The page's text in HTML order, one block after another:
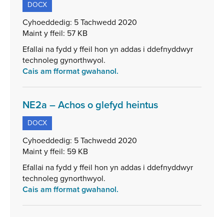
ffeil:
DOCX
Cyhoeddedig: 5 Tachwedd 2020
Maint y ffeil: 57 KB
Efallai na fydd y ffeil hon yn addas i ddefnyddwyr
technoleg gynorthwyol.
Cais am fformat gwahanol.
NE2a – Achos o glefyd heintus,
ffeil:
DOCX
Cyhoeddedig: 5 Tachwedd 2020
Maint y ffeil: 59 KB
Efallai na fydd y ffeil hon yn addas i ddefnyddwyr
technoleg gynorthwyol.
Cais am fformat gwahanol.